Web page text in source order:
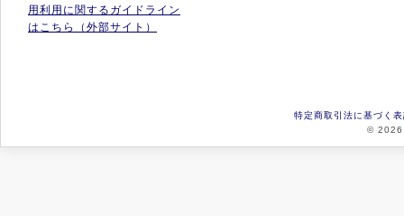
用利用に関するガイドライン
はこちら（外部サイト）
特定商取引法に基づく
© 2026